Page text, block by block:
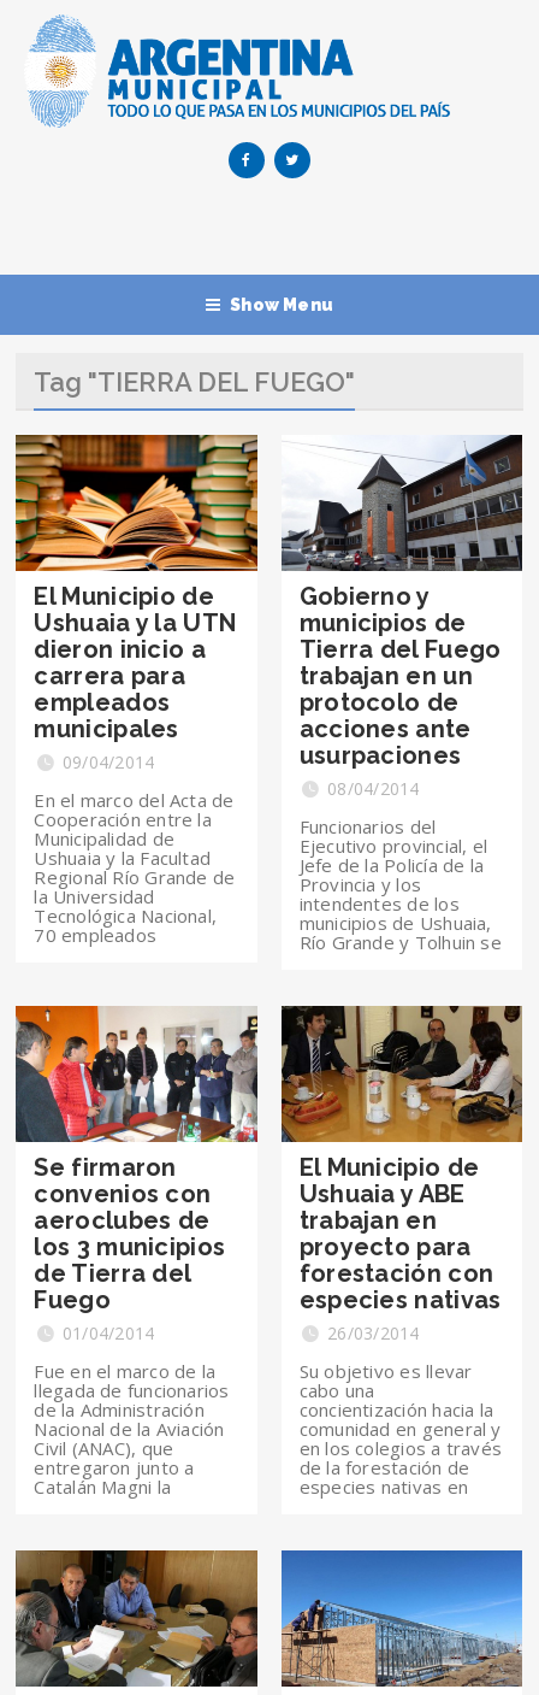
Show Menu
Tag "TIERRA DEL FUEGO"
El Municipio de
Ushuaia y la UTN
dieron inicio a
carrera para
empleados
municipales
09/04/2014
En el marco del Acta de
Cooperación entre la
Municipalidad de
Ushuaia y la Facultad
Regional Río Grande de
la Universidad
Tecnológica Nacional,
70 empleados
Gobierno y
municipios de
Tierra del Fuego
trabajan en un
protocolo de
acciones ante
usurpaciones
08/04/2014
Funcionarios del
Ejecutivo provincial, el
Jefe de la Policía de la
Provincia y los
intendentes de los
municipios de Ushuaia,
Río Grande y Tolhuin se
Se firmaron
convenios con
aeroclubes de
los 3 municipios
de Tierra del
Fuego
01/04/2014
Fue en el marco de la
llegada de funcionarios
de la Administración
Nacional de la Aviación
Civil (ANAC), que
entregaron junto a
Catalán Magni la
El Municipio de
Ushuaia y ABE
trabajan en
proyecto para
forestación con
especies nativas
26/03/2014
Su objetivo es llevar
cabo una
concientización hacia la
comunidad en general y
en los colegios a través
de la forestación de
especies nativas en